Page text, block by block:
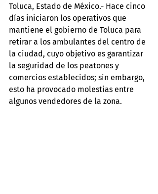
Toluca, Estado de México.- Hace cinco
días iniciaron los operativos que
mantiene el gobierno de Toluca para
retirar a los ambulantes del centro de
la ciudad, cuyo objetivo es garantizar
la seguridad de los peatones y
comercios establecidos; sin embargo,
esto ha provocado molestias entre
algunos vendedores de la zona.